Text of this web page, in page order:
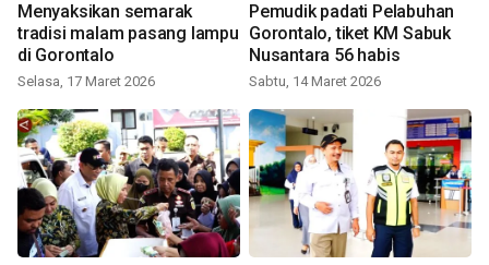
Menyaksikan semarak
tradisi malam pasang lampu
di Gorontalo
Selasa, 17 Maret 2026
Pemudik padati Pelabuhan
Gorontalo, tiket KM Sabuk
Nusantara 56 habis
Sabtu, 14 Maret 2026